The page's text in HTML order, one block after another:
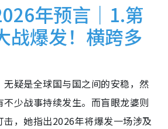
年预言｜1.第
战爆发！横跨多
无疑是全球国与国之间的安稳，然
少战事持续发生。而盲眼龙婆则
，她指出2026年将爆发一场涉及